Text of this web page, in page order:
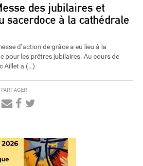
des jubilaires et
sacerdoce à la cathédrale
d’action de grâce a eu lieu à la
pour les prêtres jubilaires. Au cours de
Aillet a (…)
PARTAGER